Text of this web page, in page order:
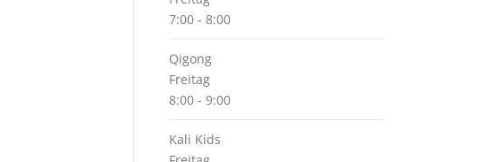
7:00 - 8:00
Qigong
Freitag
8:00 - 9:00
Kali Kids